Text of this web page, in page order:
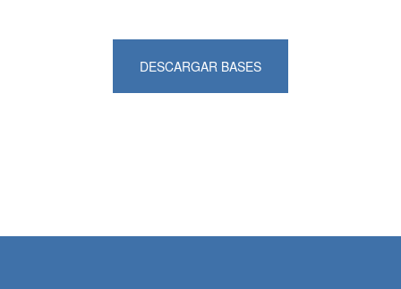
DESCARGAR BASES